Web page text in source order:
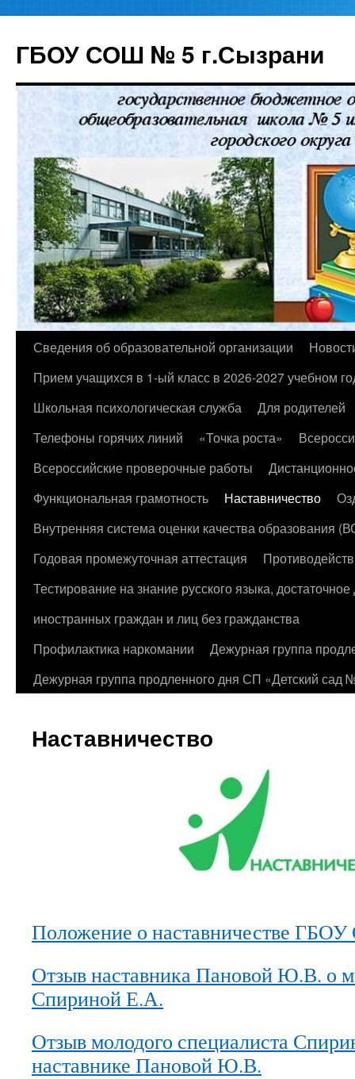
ГБОУ СОШ № 5 г.Сызрани
Перейти
содержимому
Сведения об образовательной организации
Прием учащихся в 1-ый класс в 2026-2027 учебном
Школьная психологическая служба
Для родителей
Телефоны горячих линий
«Точка роста»
Всероссийские проверочные работы
Функциональная грамотность
Наставничество
Внутренняя система оценки качества образования
Годовая промежуточная аттестация
Тестирование на знание русского языка,
иностранных граждан и лиц без гражданства
Профилактика наркомании
Дежурная группа
Дежурная группа продленного дня СП «Детский
Наставничество
Положение о наставничестве
Отзыв наставника Пановой Ю.В. о
Спириной Е.А.
Отзыв молодого специалиста
наставнике Пановой Ю.В.